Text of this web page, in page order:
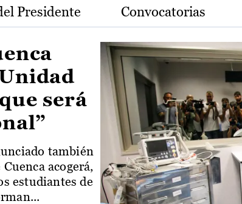
Presidente Convocatorias
será
también
acogerá,
estudiantes de